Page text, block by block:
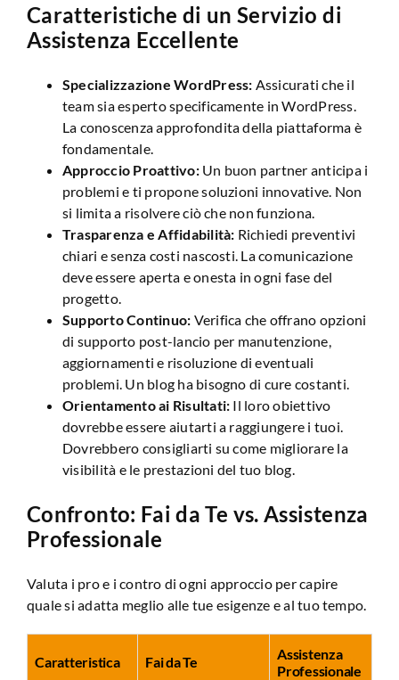
Caratteristiche di un Servizio di
Assistenza Eccellente
Specializzazione WordPress: Assicurati che il
team sia esperto specificamente in WordPress.
La conoscenza approfondita della piattaforma è
fondamentale.
Approccio Proattivo:Un buon partner anticipa i
problemi e ti propone soluzioni innovative. Non
si limita a risolvere ciò che non funziona.
Trasparenza e Affidabilità: Richiedi preventivi
chiari e senza costi nascosti. La comunicazione
deve essere aperta e onesta in ogni fase del
progetto.
Supporto Continuo: Verifica che offrano opzioni
di supporto post-lancio per manutenzione,
aggiornamenti e risoluzione di eventuali
problemi. Un blog ha bisogno di cure costanti.
Orientamento ai Risultati: Il loro obiettivo
dovrebbe essere aiutarti a raggiungere i tuoi.
Dovrebbero consigliarti su come migliorare la
visibilità e le prestazioni del tuo blog.
Confronto: Fai da Te vs. Assistenza
Professionale
Valuta i pro e i contro di ogni approccio per capire
quale si adatta meglio alle tue esigenze e al tuo tempo.
Caratteristica Fai da Te
Assistenza
Professionale